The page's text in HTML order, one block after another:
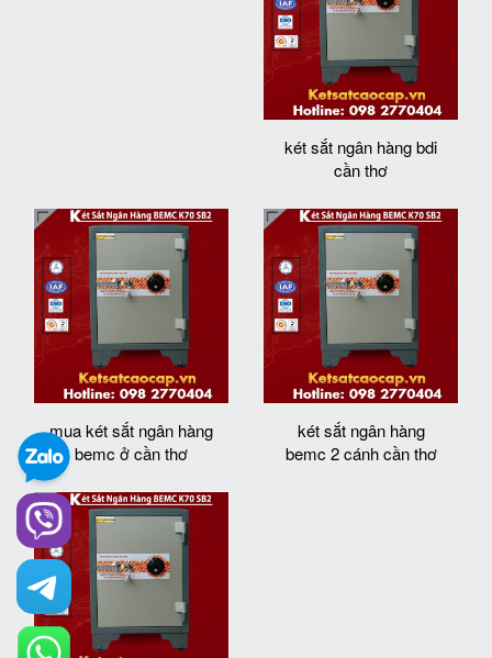
két sắt ngân hàng bdi
cần thơ
mua két sắt ngân hàng
bemc ở cần thơ
két sắt ngân hàng
bemc 2 cánh cần thơ